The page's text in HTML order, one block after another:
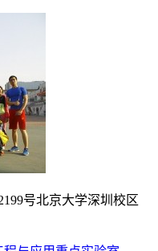
号北京大学深圳校区